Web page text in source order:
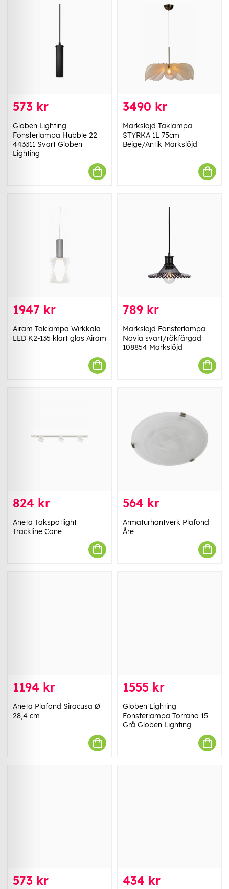
573 kr
Globen Lighting
Fönsterlampa Hubble 22
443311 Svart Globen
Lighting
3490 kr
Markslöjd Taklampa
STYRKA 1L 75cm
Beige/Antik Markslöjd
1947 kr
Airam Taklampa Wirkkala
LED K2-135 klart glas Airam
789 kr
Markslöjd Fönsterlampa
Novia svart/rökfärgad
108854 Markslöjd
824 kr
Aneta Takspotlight
Trackline Cone
564 kr
Armaturhantverk Plafond
Åre
1194 kr
Aneta Plafond Siracusa Ø
28,4 cm
1555 kr
Globen Lighting
Fönsterlampa Torrano 15
Grå Globen Lighting
573 kr 434 kr